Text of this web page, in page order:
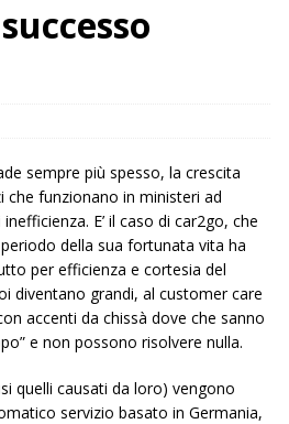
sempre più spesso, la crescita
che funzionano in ministeri ad
E’ il caso di car2go, che
della sua fortunata vita ha
per efficienza e cortesia del
diventano grandi, al customer care
accenti da chissà dove che sanno
e non possono risolvere nulla.
quelli causati da loro) vengono
servizio basato in Germania,